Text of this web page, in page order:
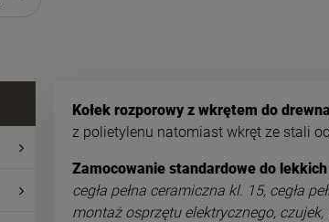
Kołek rozporowy z wkrętem do
z polietylenu natomiast wkręt ze stali
Zamocowanie standardowe do
cegła pełna ceramiczna kl. 15, cegła
montaż osprzętu elektrycznego,